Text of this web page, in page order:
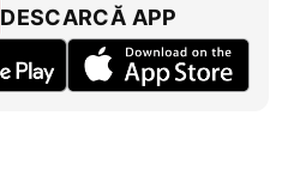
DESCARCĂ APP